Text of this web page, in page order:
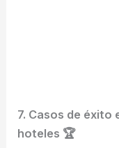
7. Casos de éxito
hoteles 🏆